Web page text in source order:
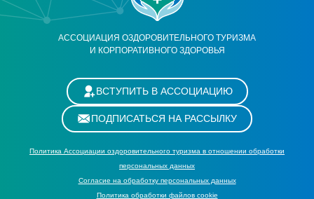
АССОЦИАЦИЯ ОЗДОРОВИТЕЛЬНОГО ТУРИЗМА
И КОРПОРАТИВНОГО ЗДОРОВЬЯ
ВСТУПИТЬ В АССОЦИАЦИЮ
ПОДПИСАТЬСЯ НА РАССЫЛКУ
Политика Ассоциации оздоровительного туризма в отношении обработки
персональных данных
Cогласие на обработку персональных данных
Политика обработки файлов cookie